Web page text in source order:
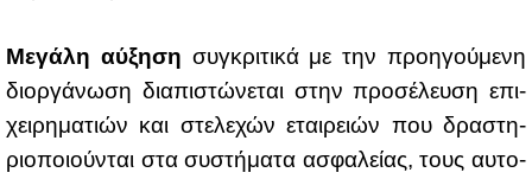
Με­γά­λη αύ­ξη­ση συ­γκρι­τι­κά με την προη­γού­με­νη
διορ­γά­νω­ση δια­πι­στώ­νε­ται στην προ­σέ­λευ­ση επι­
χει­ρη­μα­τιών και στε­λε­χών εται­ρειών που δρα­στη­
ριο­ποιού­νται στα συ­στή­μα­τα ασφα­λεί­ας, τους αυ­το­